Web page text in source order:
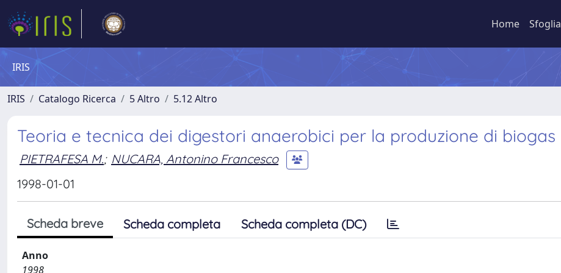
Home Sfoglia
IRIS
IRIS Catalogo Ricerca 5 Altro 5.12 Altro
Teoria e tecnica dei digestori anaerobici per la produzione di biogas
PIETRAFESA M.; NUCARA, Antonino Francesco
1998-01-01
Scheda breve Scheda completa Scheda completa (DC)
Anno
1998